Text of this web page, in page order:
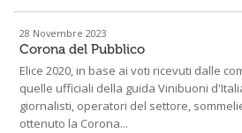
28 Novembre 2023
Corona del Pubblico
Elice 2020, in base ai voti ricevuti dalle
quelle ufficiali della guida Vinibuoni
giornalisti, operatori del settore,
ottenuto la Corona...